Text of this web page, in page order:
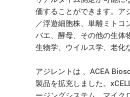
価することができます。ア
／浮遊細胞株、単離ミトコ
バエ、酵母、その他の生体
生物学、ウイルス学、老化
アジレントは 、ACEA
製品を拡充しました。
ージングシステム、マイク